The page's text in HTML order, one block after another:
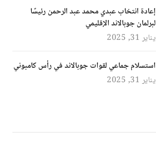
إعادة انتخاب عبدي محمد عبد الرحمن رئيسًا
لبرلمان جوبالاند الإقليمي
يناير 31, 2025
استسلام جماعي لقوات جوبالاند في رأس كامبوني
يناير 31, 2025